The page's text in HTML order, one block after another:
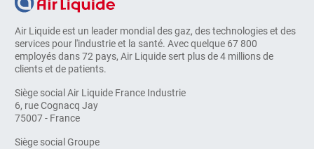
Air Liquide est un leader mondial des gaz, des technologies et des
services pour l'industrie et la santé. Avec quelque 67 800
employés dans 72 pays, Air Liquide sert plus de 4 millions de
clients et de patients.
Siège social Air Liquide France Industrie
6, rue Cognacq Jay
75007 - France
Siège social Groupe